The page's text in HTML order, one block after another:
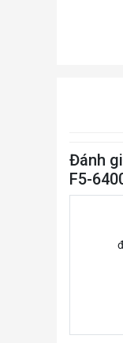
Đánh
F5-